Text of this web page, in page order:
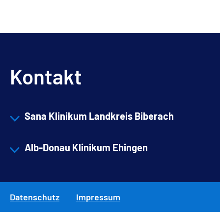
Kontakt
Sana Klinikum Landkreis Biberach
Alb-Donau Klinikum Ehingen
Datenschutz Impressum